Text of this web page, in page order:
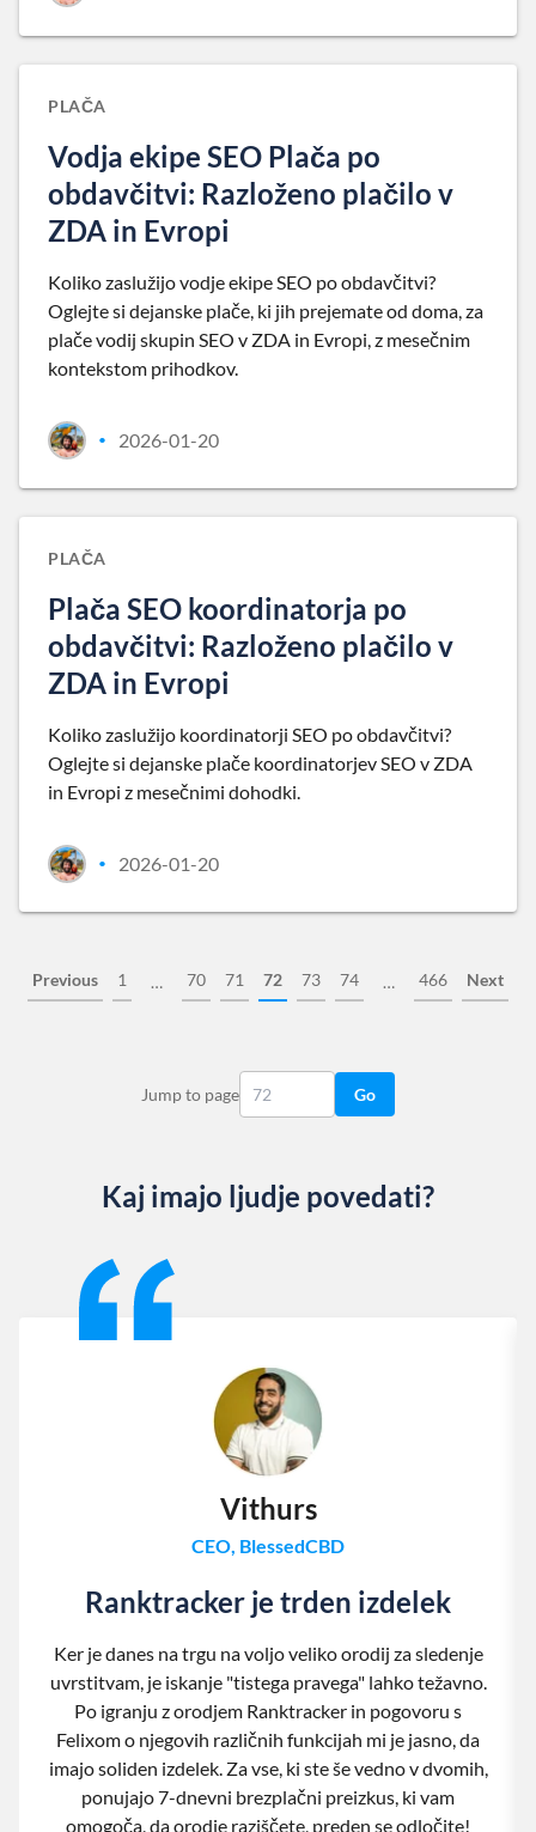
PLAČA
Vodja ekipe SEO Plača po
obdavčitvi: Razloženo plačilo v
ZDA in Evropi
Koliko zaslužijo vodje ekipe SEO po obdavčitvi?
Oglejte si dejanske plače, ki jih prejemate od doma, za
plače vodij skupin SEO v ZDA in Evropi, z mesečnim
kontekstom prihodkov.
• 2026-01-20
PLAČA
Plača SEO koordinatorja po
obdavčitvi: Razloženo plačilo v
ZDA in Evropi
Koliko zaslužijo koordinatorji SEO po obdavčitvi?
Oglejte si dejanske plače koordinatorjev SEO v ZDA
in Evropi z mesečnimi dohodki.
• 2026-01-20
Previous 1 … 70 71 72 73 74 … 466 Next
Jump to page Go
Kaj imajo ljudje povedati?
Vithurs
CEO, BlessedCBD
Ranktracker je trden izdelek
Ker je danes na trgu na voljo veliko orodij za sledenje
uvrstitvam, je iskanje "tistega pravega" lahko težavno.
Po igranju z orodjem Ranktracker in pogovoru s
Felixom o njegovih različnih funkcijah mi je jasno, da
imajo soliden izdelek. Za vse, ki ste še vedno v dvomih,
ponujajo 7-dnevni brezplačni preizkus, ki vam
omogoča, da orodje raziščete, preden se odločite!